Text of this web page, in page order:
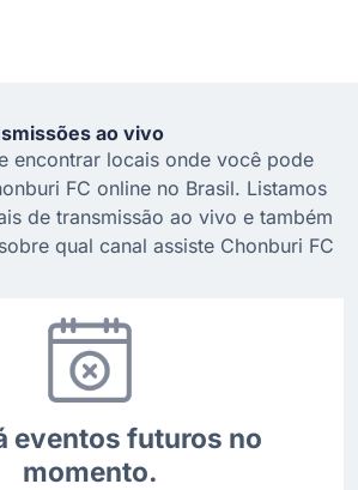
ao vivo
encontrar locais onde você pode
FC online no Brasil. Listamos
de transmissão ao vivo e também
qual canal assiste Chonburi FC
eventos futuros no
momento.